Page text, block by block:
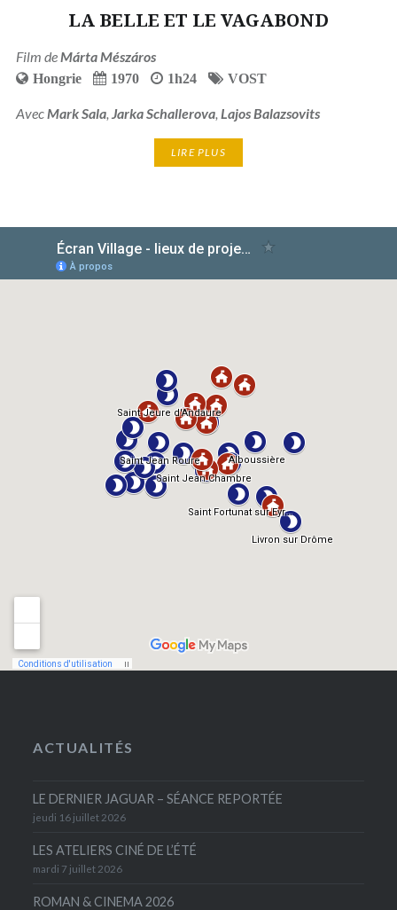
LA BELLE ET LE VAGABOND
Film de Márta Mészáros
Hongrie 1970 1h24 VOST
Avec Mark Sala, Jarka Schallerova, Lajos Balazsovits
LIRE PLUS
ACTUALITÉS
LE DERNIER JAGUAR – SÉANCE REPORTÉE
jeudi 16 juillet 2026
LES ATELIERS CINÉ DE L’ÉTÉ
mardi 7 juillet 2026
ROMAN & CINEMA 2026